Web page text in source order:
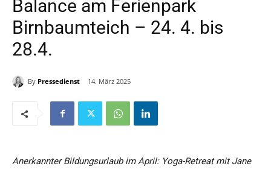
Balance am Ferienpark
Birnbaumteich – 24. 4. bis
28.4.
By Pressedienst 14. März 2025
Anerkannter Bildungsurlaub im April: Yoga-Retreat mit Jane